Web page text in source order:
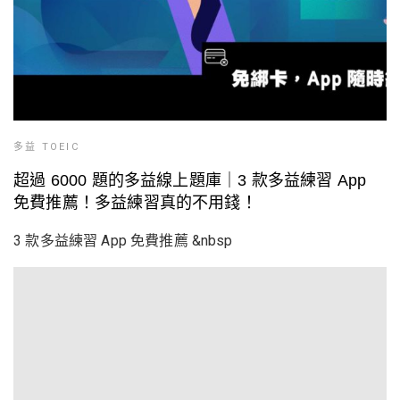
多益 TOEIC
超過 6000 題的多益線上題庫｜3 款多益練習 App
免費推薦！多益練習真的不用錢！
3 款多益練習 App 免費推薦 &nbsp